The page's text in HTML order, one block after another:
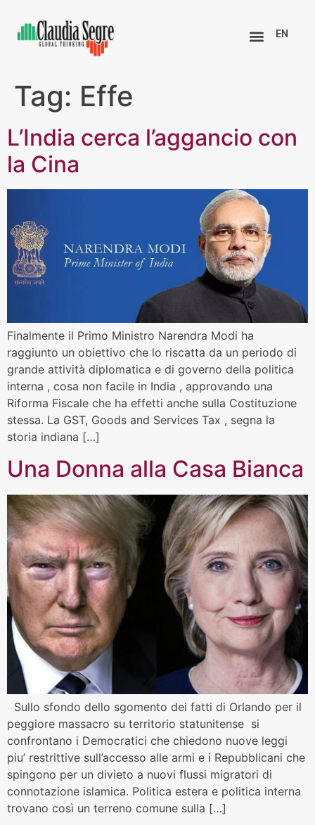
EN
Tag: Effe
L’India cerca l’aggancio con
la Cina
Finalmente il Primo Ministro Narendra Modi ha
raggiunto un obiettivo che lo riscatta da un periodo di
grande attività diplomatica e di governo della politica
interna , cosa non facile in India , approvando una
Riforma Fiscale che ha effetti anche sulla Costituzione
stessa. La GST, Goods and Services Tax , segna la
storia indiana […]
Una Donna alla Casa Bianca
Sullo sfondo dello sgomento dei fatti di Orlando per il
peggiore massacro su territorio statunitense si
confrontano i Democratici che chiedono nuove leggi
piu’ restrittive sull’accesso alle armi e i Repubblicani che
spingono per un divieto a nuovi flussi migratori di
connotazione islamica. Politica estera e politica interna
trovano così un terreno comune sulla […]